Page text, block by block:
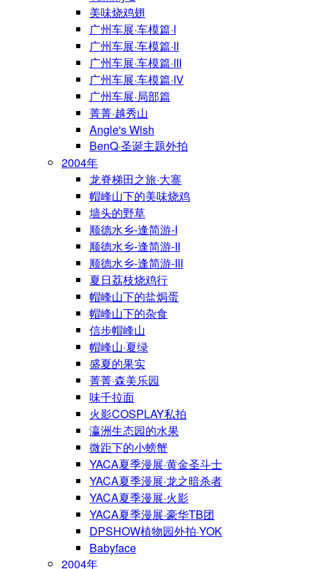
美味烧鸡翅
广州车展·车模篇·I
广州车展·车模篇·II
广州车展·车模篇·III
广州车展·车模篇·IV
广州车展·局部篇
菁菁·越秀山
Angle's Wish
BenQ·圣诞主题外拍
2004年
龙脊梯田之旅·大寨
帽峰山下的美味烧鸡
墙头的野草
顺德水乡-逢简游-I
顺德水乡-逢简游-II
顺德水乡-逢简游-III
夏日荔枝烧鸡行
帽峰山下的盐焗蛋
帽峰山下的杂食
信步帽峰山
帽峰山·夏绿
盛夏的果实
菁菁·森美乐园
味千拉面
火影COSPLAY私拍
瀛洲生态园的水果
微距下的小螃蟹
YACA夏季漫展·黄金圣斗士
YACA夏季漫展·龙之暗杀者
YACA夏季漫展·火影
YACA夏季漫展·豪华TB团
DPSHOW植物园外拍·YOK
Babyface
2004年